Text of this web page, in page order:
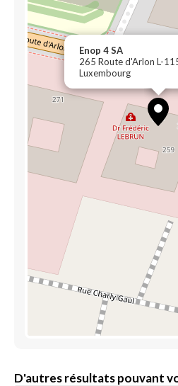
Enop 4 SA
265 Route d'Arlon L-
Luxembourg
D'autres résultats pouvant